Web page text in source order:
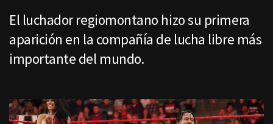
El luchador regiomontano hizo su primera
aparición en la compañía de lucha libre más
importante del mundo.